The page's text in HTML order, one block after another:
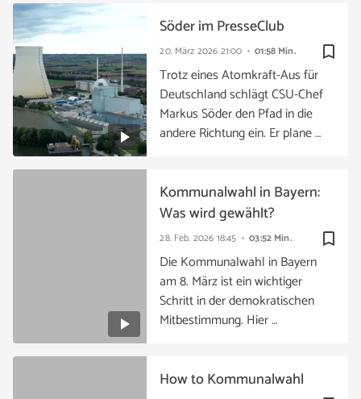
bookmark_border
20. März 2026 21:00 01:58 Min.
Söder im PresseClub
Trotz eines Atomkraft-Aus für
Deutschland schlägt CSU-Chef
Markus Söder den Pfad in die
andere Richtung ein. Er plane …
bookmark_border
28. Feb. 2026 18:45 03:52 Min.
Kommunalwahl in Bayern:
Was wird gewählt?
Die Kommunalwahl in Bayern
am 8. März ist ein wichtiger
Schritt in der demokratischen
Mitbestimmung. Hier …
How to Kommunalwahl